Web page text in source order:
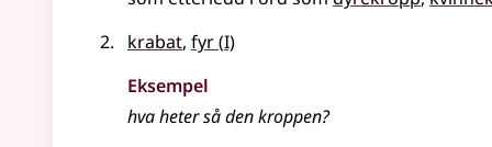
krabat, fyr(1
I)
Eksempel
hva heter så denkroppen?